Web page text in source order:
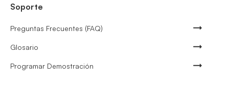
Soporte
Preguntas Frecuentes (FAQ)
Glosario
Programar Demostración